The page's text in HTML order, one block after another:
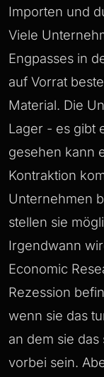
Importen und
Viele
Engpasses in
auf Vorrat
Material. Die
Lager - es gibt
gesehen kann
Kontraktion
Unternehmen
stellen sie
Irgendwann
Economic
Rezession
wenn sie das
an dem sie
vorbei sein.